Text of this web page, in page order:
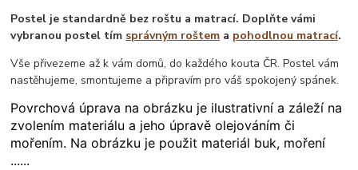
Postel je standardně bez roštu a matrací. Doplňte vámi
vybranou postel tím správným roštem a pohodlnou matrací.
Vše přivezeme až k vám domů, do každého kouta ČR. Postel vám
nastěhujeme, smontujeme a připravím pro váš spokojený spánek.
Povrchová úprava na obrázku je ilustrativní a záleží na
zvolením materiálu a jeho úpravě olejováním či
mořením. Na obrázku je použit materiál buk, moření
......